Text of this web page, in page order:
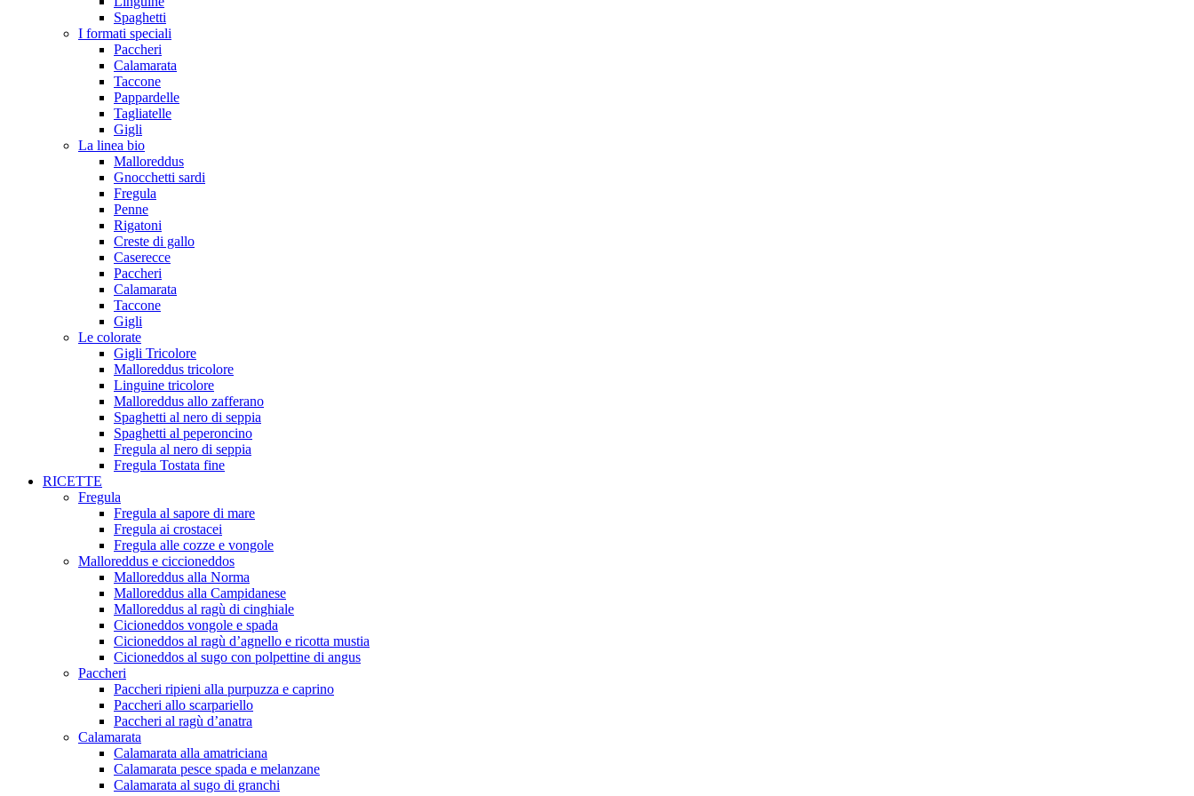
Spaghetti
I formati speciali
Paccheri
Calamarata
Taccone
Pappardelle
Tagliatelle
Gigli
La linea bio
Malloreddus
Gnocchetti sardi
Fregula
Penne
Rigatoni
Creste di gallo
Caserecce
Paccheri
Calamarata
Taccone
Gigli
Le colorate
Gigli Tricolore
Malloreddus tricolore
Linguine tricolore
Malloreddus allo zafferano
Spaghetti al nero di seppia
Spaghetti al peperoncino
Fregula al nero di seppia
Fregula Tostata fine
RICETTE
Fregula
Fregula al sapore di mare
Fregula ai crostacei
Fregula alle cozze e vongole
Malloreddus e ciccioneddos
Malloreddus alla Norma
Malloreddus alla Campidanese
Malloreddus al ragù di cinghiale
Cicioneddos vongole e spada
Cicioneddos al ragù d’agnello e ricotta mustia
Cicioneddos al sugo con polpettine di angus
Paccheri
Paccheri ripieni alla purpuzza e caprino
Paccheri allo scarpariello
Paccheri al ragù d’anatra
Calamarata
Calamarata alla amatriciana
Calamarata pesce spada e melanzane
Calamarata al sugo di granchi